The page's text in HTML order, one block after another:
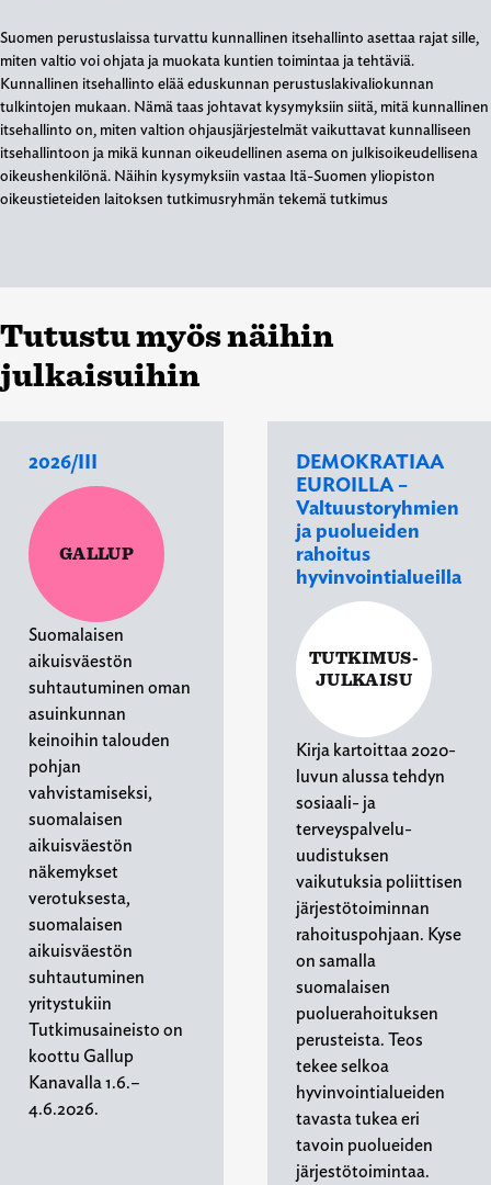
Suomen perustuslaissa turvattu kunnallinen itsehallinto asettaa rajat sille,
miten valtio voi ohjata ja muokata kuntien toimintaa ja tehtäviä.
Kunnallinen itsehallinto elää eduskunnan perustuslakivaliokunnan
tulkintojen mukaan. Nämä taas johtavat kysymyksiin siitä, mitä kunnallinen
itsehallinto on, miten valtion ohjausjärjestelmät vaikuttavat kunnalliseen
itsehallintoon ja mikä kunnan oikeudellinen asema on julkisoikeudellisena
oikeushenkilönä. Näihin kysymyksiin vastaa Itä-Suomen yliopiston
oikeustieteiden laitoksen tutkimusryhmän tekemä tutkimus
Tutustu myös näihin
julkaisuihin
2026/III
GALLUP
Suomalaisen
aikuisväestön
suhtautuminen oman
asuinkunnan
keinoihin talouden
pohjan
vahvistamiseksi,
suomalaisen
aikuisväestön
näkemykset
verotuksesta,
suomalaisen
aikuisväestön
suhtautuminen
yritystukiin
Tutkimusaineisto on
koottu Gallup
Kanavalla 1.6.–
4.6.2026.
DEMOKRATIAA
EUROILLA –
Valtuustoryhmien
ja puolueiden
rahoitus
hyvinvointialueilla
TUTKIMUS-
JULKAISU
Kirja kartoittaa 2020-
luvun alussa tehdyn
sosiaali- ja
terveyspalvelu-
uudistuksen
vaikutuksia poliittisen
järjestötoiminnan
rahoituspohjaan. Kyse
on samalla
suomalaisen
puoluerahoituksen
perusteista. Teos
tekee selkoa
hyvinvointialueiden
tavasta tukea eri
tavoin puolueiden
järjestötoimintaa.